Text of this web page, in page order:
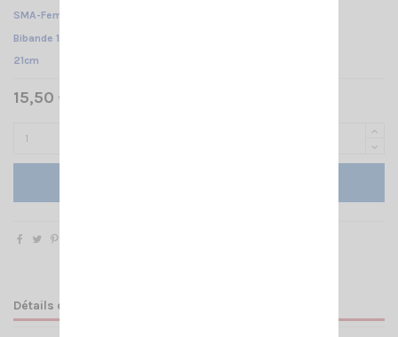
SMA-Femelle /
Bibande 136-174MHz 400-470MHz /
21cm
15,50 € TTC
Détails du produit